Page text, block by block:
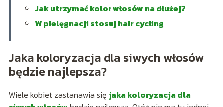
Jak utrzymać kolor włosów na dłużej?
W pielęgnacji stosuj hair cycling
Jaka koloryzacja dla siwych włosów
będzie najlepsza?
Wiele kobiet zastanawia się jaka koloryzacja dla